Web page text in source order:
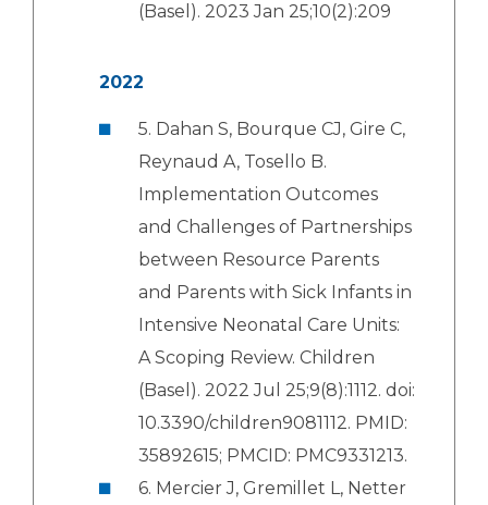
(Basel). 2023 Jan 25;10(2):209
2022
5. Dahan S, Bourque CJ, Gire C,
Reynaud A, Tosello B.
Implementation Outcomes
and Challenges of Partnerships
between Resource Parents
and Parents with Sick Infants in
Intensive Neonatal Care Units:
A Scoping Review. Children
(Basel). 2022 Jul 25;9(8):1112. doi:
10.3390/children9081112. PMID:
35892615; PMCID: PMC9331213.
6. Mercier J, Gremillet L, Netter